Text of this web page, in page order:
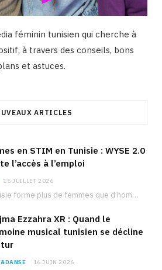
féminin tunisien qui cherche à
à travers des conseils, bons
et astuces.
ARTICLES
en STIM en Tunisie : WYSE 2.0
l’accès à l’emploi
15 JUILLET 2026
La Tunisie forme plus de femmes que d’hommes dans les filières scientifiques. Pourtant, pour beaucoup…
Ezzahra XR : Quand le
musical tunisien se décline
16 JUIN 2026